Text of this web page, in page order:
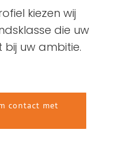
kiezen wij
die uw
bij uw ambitie.
contact met